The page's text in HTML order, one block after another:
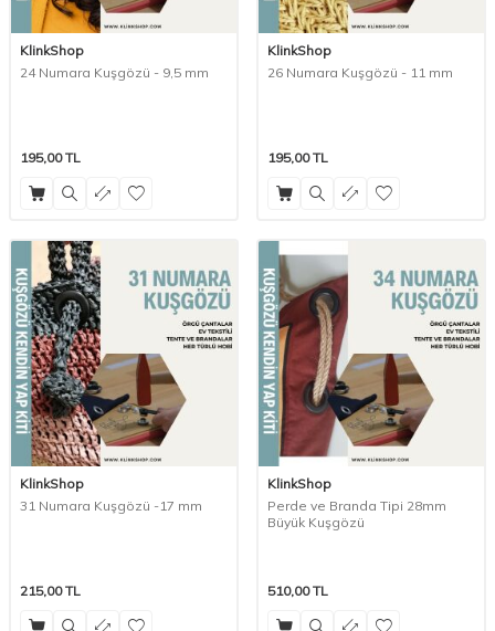
KlinkShop
24 Numara Kuşgözü - 9,5 mm
195,00TL
KlinkShop
26 Numara Kuşgözü - 11 mm
195,00TL
KlinkShop
31 Numara Kuşgözü -17 mm
215,00TL
KlinkShop
Perde ve Branda Tipi 28mm
Büyük Kuşgözü
510,00TL